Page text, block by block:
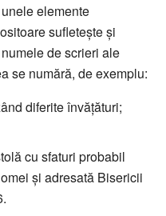
elemente
sufleteşte şi
de scrieri ale
se numără, de exemplu:
diferite învăţături;
cu sfaturi probabil
şi adresată Bisericii